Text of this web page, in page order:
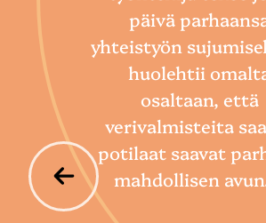
päivä
yhteistyön
huolehtii
osaltaan, että
verivalmisteita
potilaat saavat
mahdollisen